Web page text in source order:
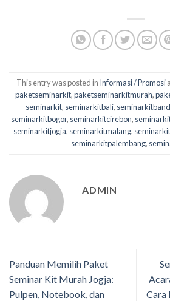
This entry was posted in Informasi / Promosi
paketseminarkit,paketseminarkitmurah,
seminarkit, seminarkitbali,
seminarkitbogor, seminarkitcirebon,
seminarkitjogja, seminarkitmalang,
seminarkitpalembang,
ADMIN
Panduan Memilih Paket
Seminar Kit Murah Jogja:
Pulpen, Notebook, dan
Cara